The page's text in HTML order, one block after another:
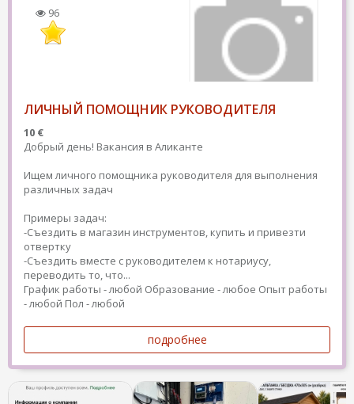
96
ЛИЧНЫЙ ПОМОЩНИК РУКОВОДИТЕЛЯ
10 €
Добрый день! Вакансия в Аликанте
Ищем личного помощника руководителя для выполнения
различных задач
Примеры задач:
-Съездить в магазин инструментов, купить и привезти
отвертку
-Съездить вместе с руководителем к нотариусу,
переводить то, что...
График работы - любой Образование - любое Опыт работы
- любой Пол - любой
подробнее